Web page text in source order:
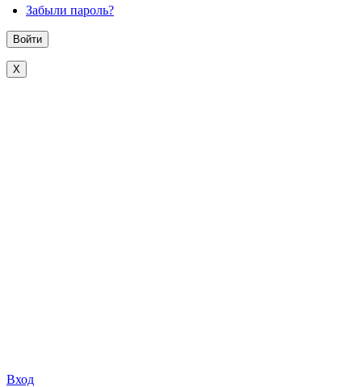
Забыли пароль?
X
Вход